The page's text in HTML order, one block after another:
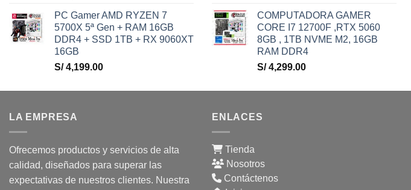
PC Gamer AMD RYZEN 7
5700X 5ª Gen + RAM 16GB
DDR4 + SSD 1TB + RX 9060XT
16GB
S/4,199.00
COMPUTADORA GAMER
CORE I7 12700F ,RTX 5060
8GB , 1TB NVME M2, 16GB
RAM DDR4
S/4,299.00
LA EMPRESA
Ofrecemos productos y servicios de alta
calidad, diseñados para superar las
expectativas de nuestros clientes. Nuestra
ENLACES
Tienda
Nosotros
Contáctenos